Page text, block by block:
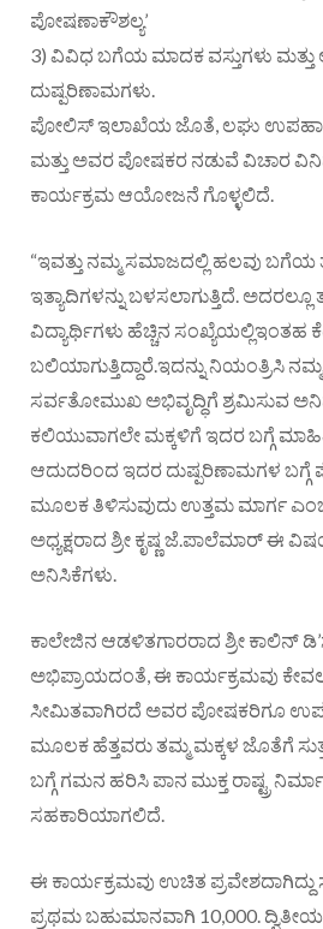
ಪೋಷಣಾಕೌಶಲ್ಯ’
3) ವಿವಿಧ ಬಗೆಯ ಮಾದಕ ವಸ್ತುಗಳು ಮತ್ತು
ದುಷ್ಪರಿಣಾಮಗಳು.
ಪೋಲಿಸ್ ಇಲಾಖೆಯ ಜೊತೆ, ಲಘು
ಮತ್ತು ಅವರ ಪೋಷಕರ ನಡುವೆ ವಿಚಾರ
ಕಾರ್ಯಕ್ರಮ ಆಯೋಜನೆ ಗೊಳ್ಳಲಿದೆ.
“ಇವತ್ತು ನಮ್ಮ ಸಮಾಜದಲ್ಲಿ ಹಲವು ಬಗೆಯ
ಇತ್ಯಾದಿಗಳನ್ನು ಬಳಸಲಾಗುತ್ತಿದೆ. ಅದರಲ್ಲೂ
ವಿದ್ಯಾರ್ಥಿಗಳು ಹೆಚ್ಚಿನ ಸಂಖ್ಯೆಯಲ್ಲಿ‌ಇಂತಹ
ಬಲಿಯಾಗುತ್ತಿದ್ದಾರೆ.ಇದನ್ನು ನಿಯಂತ್ರಿಸಿ
ಸರ್ವತೋಮುಖ ಅಭಿವೃದ್ಧಿಗೆ ಶ್ರಮಿಸುವ
ಕಲಿಯುವಾಗಲೇ ಮಕ್ಕಳಿಗೆ ಇದರ ಬಗ್ಗೆ
ಆದುದರಿಂದ ಇದರ ದುಷ್ಪರಿಣಾಮಗಳ
ಮೂಲಕ ತಿಳಿಸುವುದು ಉತ್ತಮ ಮಾರ್ಗ
ಅಧ್ಯಕ್ಷರಾದ ಶ್ರೀ ಕೃಷ್ಣ ಜೆ.ಪಾಲೆಮಾರ್ ಈ
ಅನಿಸಿಕೆಗಳು.
ಕಾಲೇಜಿನ ಆಡಳಿತಗಾರರಾದ ಶ್ರೀ ಕಾಲಿನ್
ಅಭಿಪ್ರಾಯದಂತೆ, ಈ ಕಾರ್ಯಕ್ರಮವು
ಸೀಮಿತವಾಗಿರದೆ ಅವರ ಪೋಷಕರಿಗೂ
ಮೂಲಕ ಹೆತ್ತವರು ತಮ್ಮ ಮಕ್ಕಳ ಜೊತೆಗೆ
ಬಗ್ಗೆ ಗಮನ ಹರಿಸಿ ಪಾನ ಮುಕ್ತ ರಾಷ್ಟ್ರ
ಸಹಕಾರಿಯಾಗಲಿದೆ.
ಈ ಕಾರ್ಯಕ್ರಮವು ಉಚಿತ ಪ್ರವೇಶದಾಗಿದ್ದು
ಪ್ರಥಮ ಬಹುಮಾನವಾಗಿ 10,000.